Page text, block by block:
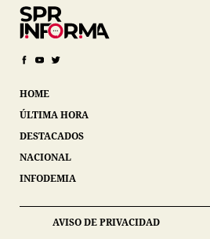
HOME
ÚLTIMA HORA
DESTACADOS
NACIONAL
INFODEMIA
AVISO DE PRIVACIDAD